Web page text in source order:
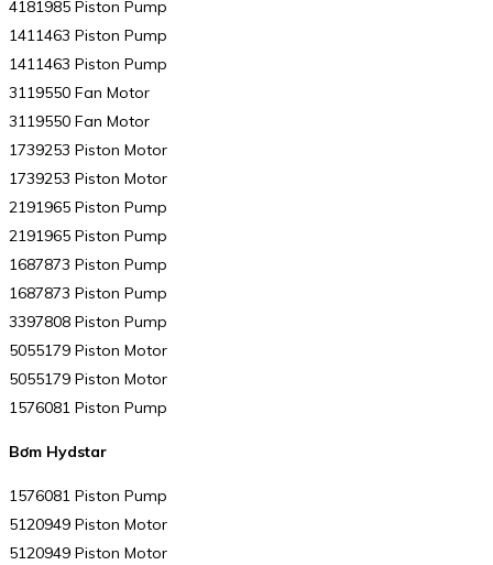
4181985 Piston Pump
1411463 Piston Pump
1411463 Piston Pump
3119550 Fan Motor
3119550 Fan Motor
1739253 Piston Motor
1739253 Piston Motor
2191965 Piston Pump
2191965 Piston Pump
1687873 Piston Pump
1687873 Piston Pump
3397808 Piston Pump
5055179 Piston Motor
5055179 Piston Motor
1576081 Piston Pump
Bơm Hydstar
1576081 Piston Pump
5120949 Piston Motor
5120949 Piston Motor